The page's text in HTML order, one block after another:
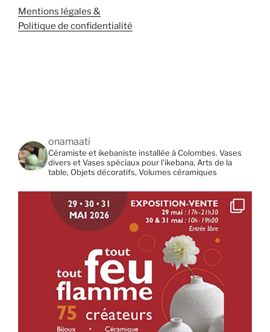
Mentions légales &
Politique de confidentialité
onamaati
Céramiste et ikebaniste installée à Colombes. Vases
divers et Vases spéciaux pour l'ikebana, Arts de la
table, Objets décoratifs, Volumes céramiques